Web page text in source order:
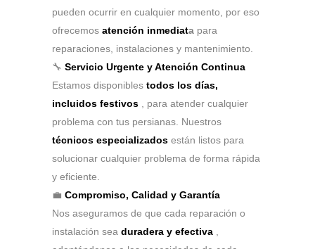
pueden ocurrir en cualquier momento, por eso
ofrecemos atención inmediata para
reparaciones, instalaciones y mantenimiento.
🔧 Servicio Urgente y Atención Continua
Estamos disponibles todos los días,
incluidos festivos , para atender cualquier
problema con tus persianas. Nuestros
técnicos especializados están listos para
solucionar cualquier problema de forma rápida
y eficiente.
💼 Compromiso, Calidad y Garantía
Nos aseguramos de que cada reparación o
instalación sea duradera y efectiva